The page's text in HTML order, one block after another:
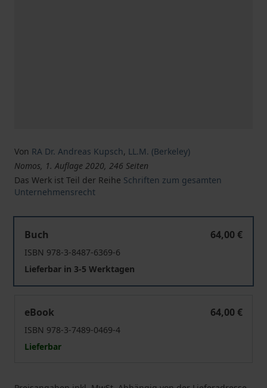
Von RA Dr. Andreas Kupsch, LL.M. (Berkeley)
Nomos, 1. Auflage 2020, 246 Seiten
Das Werk ist Teil der Reihe Schriften zum gesamten
Unternehmensrecht
Buch
64,00 €
ISBN 978-3-8487-6369-6
Lieferbar in 3-5 Werktagen
eBook
64,00 €
ISBN 978-3-7489-0469-4
Lieferbar